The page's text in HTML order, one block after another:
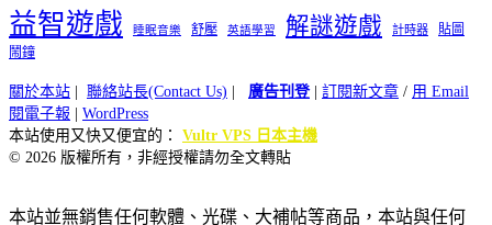
益智遊戲 睡眠音樂 舒壓 英語學習 解謎遊戲 計時器
貼圖
鬧鐘
關於本站 | 聯絡站長(Contact Us) | 廣告刊登| 訂閱新文章 / 用 Email
閱電子報 | WordPress
本站使用又快又便宜的： Vultr VPS 日本主機
© 2026 版權所有，非經授權請勿全文轉貼
本站並無銷售任何軟體、光碟、大補帖等商品，本站與任何